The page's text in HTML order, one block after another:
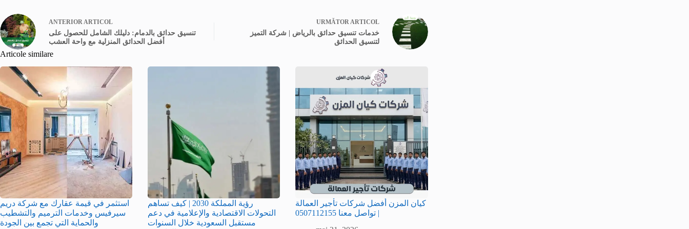
ANTERIORARTICOL
تنسيق حدائق بالدمام: دليلك الشامل للحصول على
أفضل الحدائق المنزلية مع واحة العشب
URMĂTORARTICOL
خدمات تنسيق حدائق بالرياض | شركة التميز
لتنسيق الحدائق
Articole similare
استثمر في قيمة عقارك مع شركة دريم
سيرفيس وخدمات الترميم والتشطيب
والحماية التي تجمع بين الجودة
رؤية المملكة 2030 | كيف تساهم
التحولات الاقتصادية والإعلامية في دعم
مستقبل السعودية خلال السنوات
كيان المزن أفضل شركات تأجير العمالة
| تواصل معنا 0507112155